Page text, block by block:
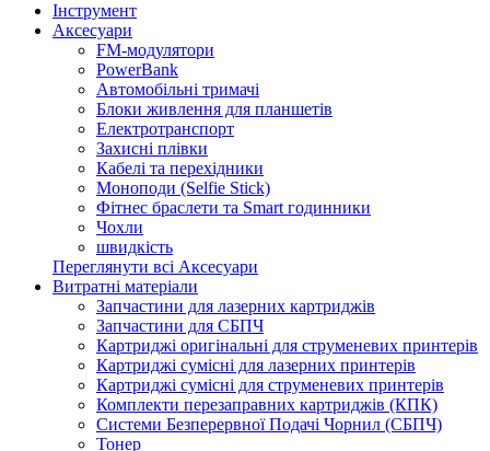
Інструмент
Аксесуари
FM-модулятори
PowerBank
Автомобільні тримачі
Блоки живлення для планшетів
Електротранспорт
Захисні плівки
Кабелі та перехідники
Моноподи (Selfie Stick)
Фітнес браслети та Smart годинники
Чохли
швидкість
Переглянути всі Аксесуари
Витратні матеріали
Запчастини для лазерних картриджів
Запчастини для СБПЧ
Картриджі оригінальні для струменевих принтерів
Картриджі сумісні для лазерних принтерів
Картриджі сумісні для струменевих принтерів
Комплекти перезаправних картриджів (КПК)
Системи Безперервної Подачі Чорнил (СБПЧ)
Тонер